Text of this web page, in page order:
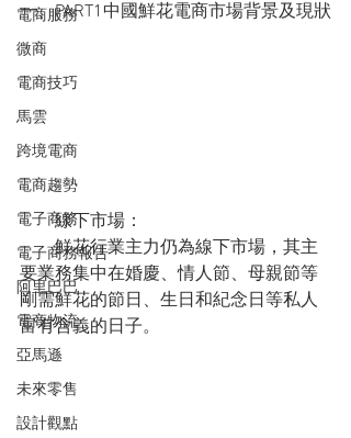
電商服務
微商
電商技巧
馬雲
跨境電商
電商趨勢
電子商務
電子商務報告
阿里巴巴
電商物流
亞馬遜
未來零售
設計觀點
一、PART1中國鮮花電商市場背景及現狀
線下市場：
鮮花行業主力仍為線下市場，其主
要業務集中在婚慶、情人節、母親節等
剛需鮮花的節日、生日和紀念日等私人
富有含義的日子。